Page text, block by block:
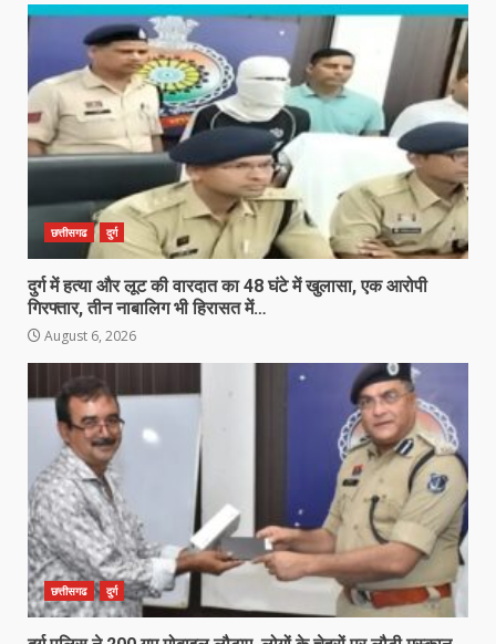
छत्तीसगढ दुर्ग
दुर्ग में हत्या और लूट की वारदात का 48 घंटे में खुलासा, एक आरोपी
गिरफ्तार, तीन नाबालिग भी हिरासत में…
August 6, 2026
छत्तीसगढ दुर्ग